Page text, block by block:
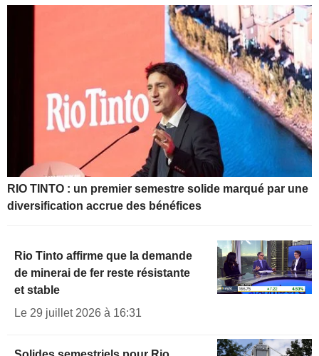
RIO TINTO : un premier semestre solide marqué par une
diversification accrue des bénéfices
Rio Tinto affirme que la demande
de minerai de fer reste résistante
et stable
Le 29 juillet 2026 à 16:31